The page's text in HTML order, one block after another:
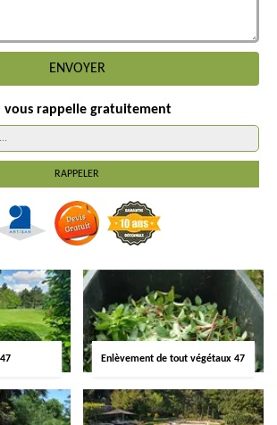
vous rappelle gratuitement
Enlèvement de tout végétaux 47